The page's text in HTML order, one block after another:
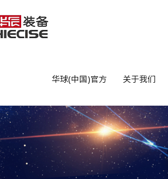
华球(中国)官方 关于我们